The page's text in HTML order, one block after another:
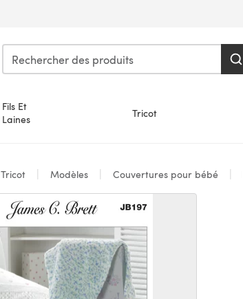
Fils Et
Laines
Tricot
Tricot Modèles Couvertures pour bébé